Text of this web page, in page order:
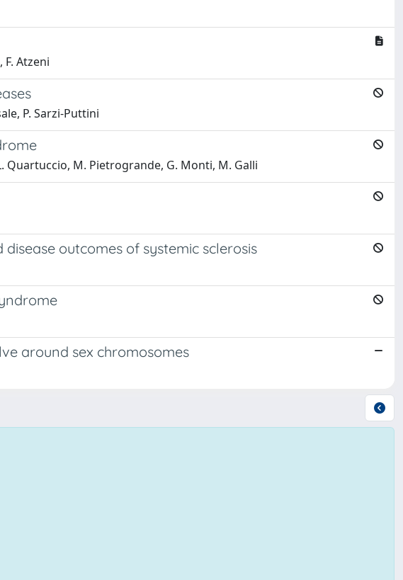
F. Atzeni
P. Sarzi-Puttini
Quartuccio, M. Pietrogrande, G. Monti, M. Galli
outcomes of systemic sclerosis
around sex chromosomes